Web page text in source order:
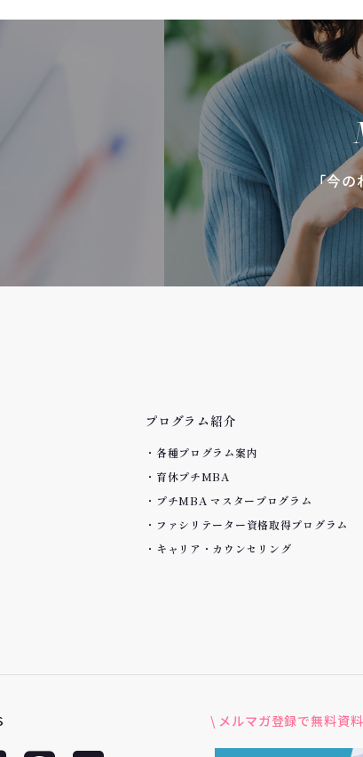
「今の
プログラム紹介
各種プログラム案内
育休プチMBA
プチMBA マスタープログラム
ファシリテーター資格取得プログラム
キャリア・カウンセリング
\ メルマガ登録で無料資